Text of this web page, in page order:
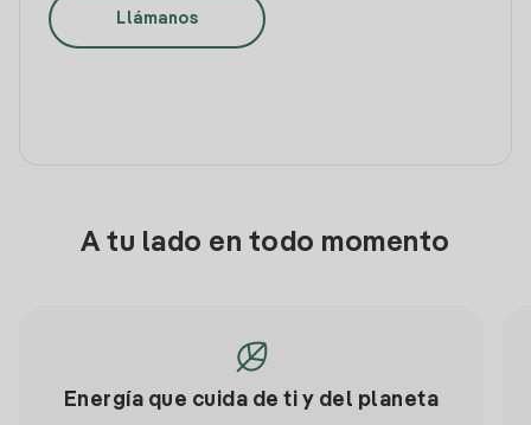
Llámanos
A tu lado en todo momento
Energía que cuida de ti y del planeta